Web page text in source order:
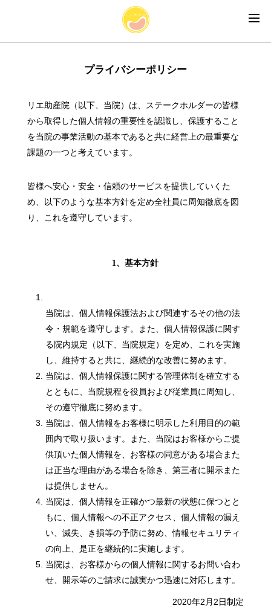
プライバシーポリシー
リエ助産院（以下、当院）は、ステークホルダーの皆様
から取得した個人情報の重要性を認識し、保護すること
を当院の事業活動の基本であると共に経営上の最重要な
課題の一つと考えています。
皆様へ安心・安全・信頼のサービスを提供していくた
め、以下のような基本方針を定め全社員に周知徹底を図
り、これを遵守しています。
1、基本方針
当院は、個人情報保護法および関連するその他の法
令・規範を遵守します。また、個人情報保護に関す
る院内規定（以下、当院規定）を定め、これを実施
し、維持すると共に、継続的な改善に努めます。
当院は、個人情報保護に関する管理体制を確立する
とともに、当院規程を役員および従業員に周知し、
その遵守徹底に努めます。
当院は、個人情報をお客様に明示した利用目的の範
囲内で取り扱います。また、当院はお客様からご提
供頂いた個人情報を、お客様の同意がある場合また
は正当な理由がある場合を除き、第三者に開示また
は提供しません。
当院は、個人情報を正確かつ最新の状態に保つとと
もに、個人情報への不正アクセス、個人情報の漏え
い、滅失、き損等の予防に努め、情報セキュリティ
の向上、是正を継続的に実施します。
当院は、お客様からの個人情報に関するお問い合わ
せ、開示等のご請求に誠実かつ迅速に対応します。
2020年2月2日制定